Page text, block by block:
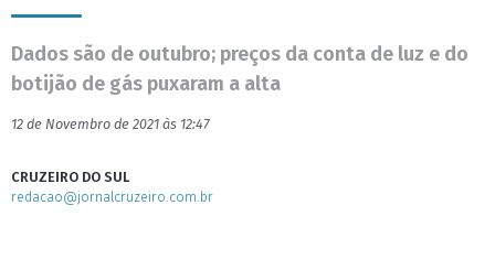
Dados são de outubro; preços da conta de luz e do
botijão de gás puxaram a alta
12 de Novembro de 2021 às 12:47
CRUZEIRO DO SUL
redacao@jornalcruzeiro.com.br